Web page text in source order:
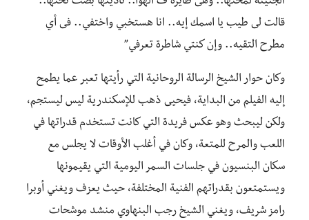
قالت لى طيب يا اسمك إيه.. انا هستخبي واختفي.. فى أي
مطرح التقيه.. وإن كنتي شاطرة تعرفي”
وكان حوار الشيخ الرسالة الروحانية التي رأيتها تعبر عما يطمح
إليه الفيلم من البداية، فيحيى ذهب للإسكندرية ليس ليستجم،
ولكن ليبحث وهو عكس فريدة التي كانت تستخدم قدراتها في
اللعب والمرح للمتعة، وكان في أغلب الأوقات لا يجلس مع
سكان البنسيون في جلسات السمر اليومية التي يقيمونها
ويستمتعون بقدراتهم الفنية المختلفة، حيث يعزف ويغني أوبرا
رامز شريف، ويغني الشيخ رجب البنهاوي منشد موشحات